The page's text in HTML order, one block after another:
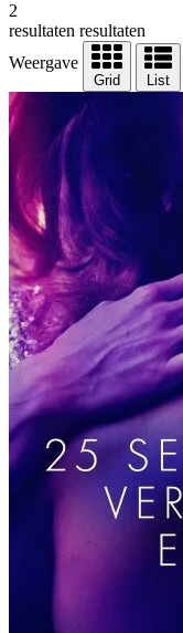
2
resultaten resultaten
Weergave
Grid List